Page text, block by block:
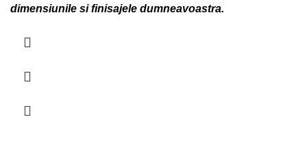
dimensiunile si finisajele dumneavoastra.